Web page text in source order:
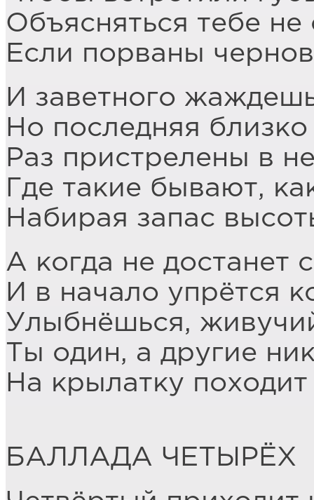
Объясняться тебе не
Если порваны
И заветного
Но последняя близко
Раз пристрелены в
Где такие бывают,
Набирая запас
А когда не достанет
И в начало упрётся
Улыбнёшься,
Ты один, а другие
На крылатку походит
БАЛЛАДА ЧЕТЫРЁХ